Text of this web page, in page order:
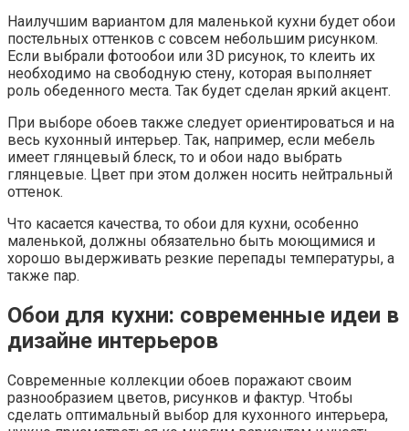
Наилучшим вариантом для маленькой кухни будет обои
постельных оттенков с совсем небольшим рисунком.
Если выбрали фотообои или 3D рисунок, то клеить их
необходимо на свободную стену, которая выполняет
роль обеденного места. Так будет сделан яркий акцент.
При выборе обоев также следует ориентироваться и на
весь кухонный интерьер. Так, например, если мебель
имеет глянцевый блеск, то и обои надо выбрать
глянцевые. Цвет при этом должен носить нейтральный
оттенок.
Что касается качества, то обои для кухни, особенно
маленькой, должны обязательно быть моющимися и
хорошо выдерживать резкие перепады температуры, а
также пар.
Обои для кухни: современные идеи в
дизайне интерьеров
Современные коллекции обоев поражают своим
разнообразием цветов, рисунков и фактур. Чтобы
сделать оптимальный выбор для кухонного интерьера,